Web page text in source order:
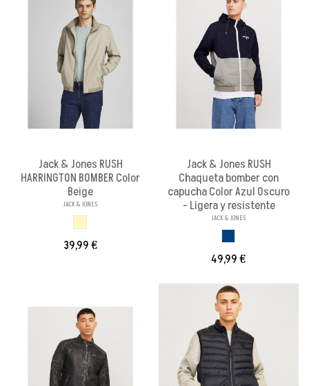
Jack & Jones RUSH
HARRINGTON BOMBER Color
Beige
JACK & JONES
39,99 €
Jack & Jones RUSH
Chaqueta bomber con
capucha Color Azul Oscuro
- Ligera y resistente
JACK & JONES
49,99 €